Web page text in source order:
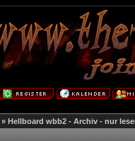
» Hellboard wbb2 - Archiv - nur